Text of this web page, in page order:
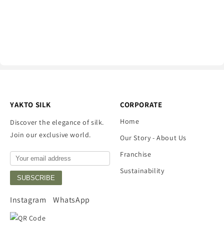
YAKTO SILK
Discover the elegance of silk.
Join our exclusive world.
SUBSCRIBE
Instagram WhatsApp
CORPORATE
Home
Our Story - About Us
Franchise
Sustainability